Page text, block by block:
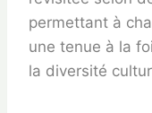
permettant à
une tenue à la
la diversité